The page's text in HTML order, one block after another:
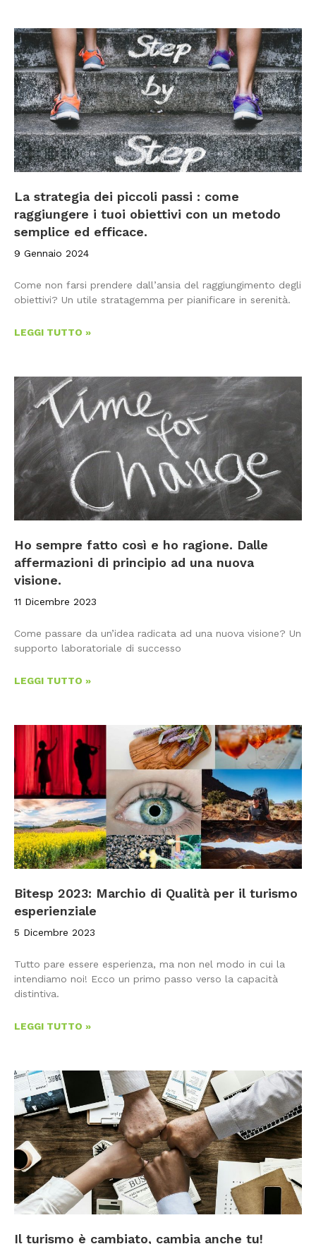
La strategia dei piccoli passi : come
raggiungere i tuoi obiettivi con un metodo
semplice ed efficace.
9 Gennaio 2024
Come non farsi prendere dall’ansia del raggiungimento degli
obiettivi? Un utile stratagemma per pianificare in serenità.
LEGGI TUTTO »
Ho sempre fatto così e ho ragione. Dalle
affermazioni di principio ad una nuova
visione.
11 Dicembre 2023
Come passare da un’idea radicata ad una nuova visione? Un
supporto laboratoriale di successo
LEGGI TUTTO »
Bitesp 2023: Marchio di Qualità per il turismo
esperienziale
5 Dicembre 2023
Tutto pare essere esperienza, ma non nel modo in cui la
intendiamo noi! Ecco un primo passo verso la capacità
distintiva.
LEGGI TUTTO »
Il turismo è cambiato, cambia anche tu!